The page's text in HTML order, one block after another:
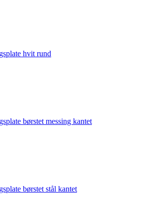
hvit rund
børstet messing kantet
børstet stål kantet